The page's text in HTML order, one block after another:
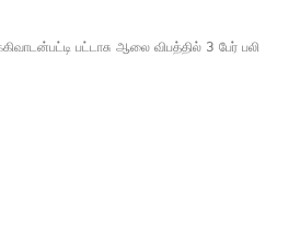
பட்டாசு ஆலை விபத்தில் 3 பேர் பலி